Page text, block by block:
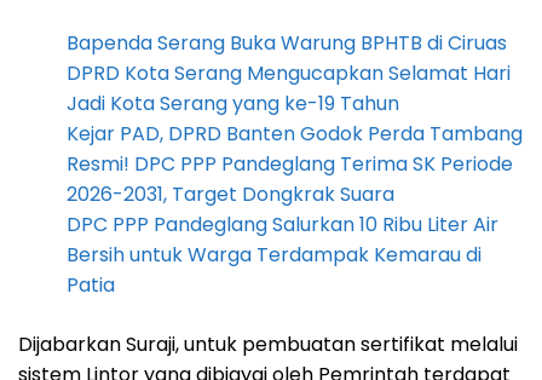
Bapenda Serang Buka Warung BPHTB di Ciruas
DPRD Kota Serang Mengucapkan Selamat Hari
Jadi Kota Serang yang ke-19 Tahun
Kejar PAD, DPRD Banten Godok Perda Tambang
Resmi! DPC PPP Pandeglang Terima SK Periode
2026-2031, Target Dongkrak Suara
DPC PPP Pandeglang Salurkan 10 Ribu Liter Air
Bersih untuk Warga Terdampak Kemarau di
Patia
Dijabarkan Suraji, untuk pembuatan sertifikat melalui